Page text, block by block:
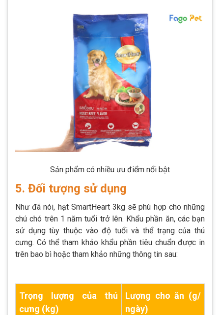
Sản phẩm có nhiều ưu điểm nổi bật
5. Đối tượng sử dụng
Như đã nói, hạt SmartHeart 3kg sẽ phù hợp cho những
chú chó trên 1 năm tuổi trở lên. Khẩu phần ăn, các bạn
sử dụng tùy thuộc vào độ tuổi và thể trạng của thú
cưng. Có thể tham khảo khẩu phần tiêu chuẩn được in
trên bao bì hoặc tham khảo những thông tin sau:
Trọng lượng của thú
cưng (kg)
Lượng cho ăn (g/
ngày)